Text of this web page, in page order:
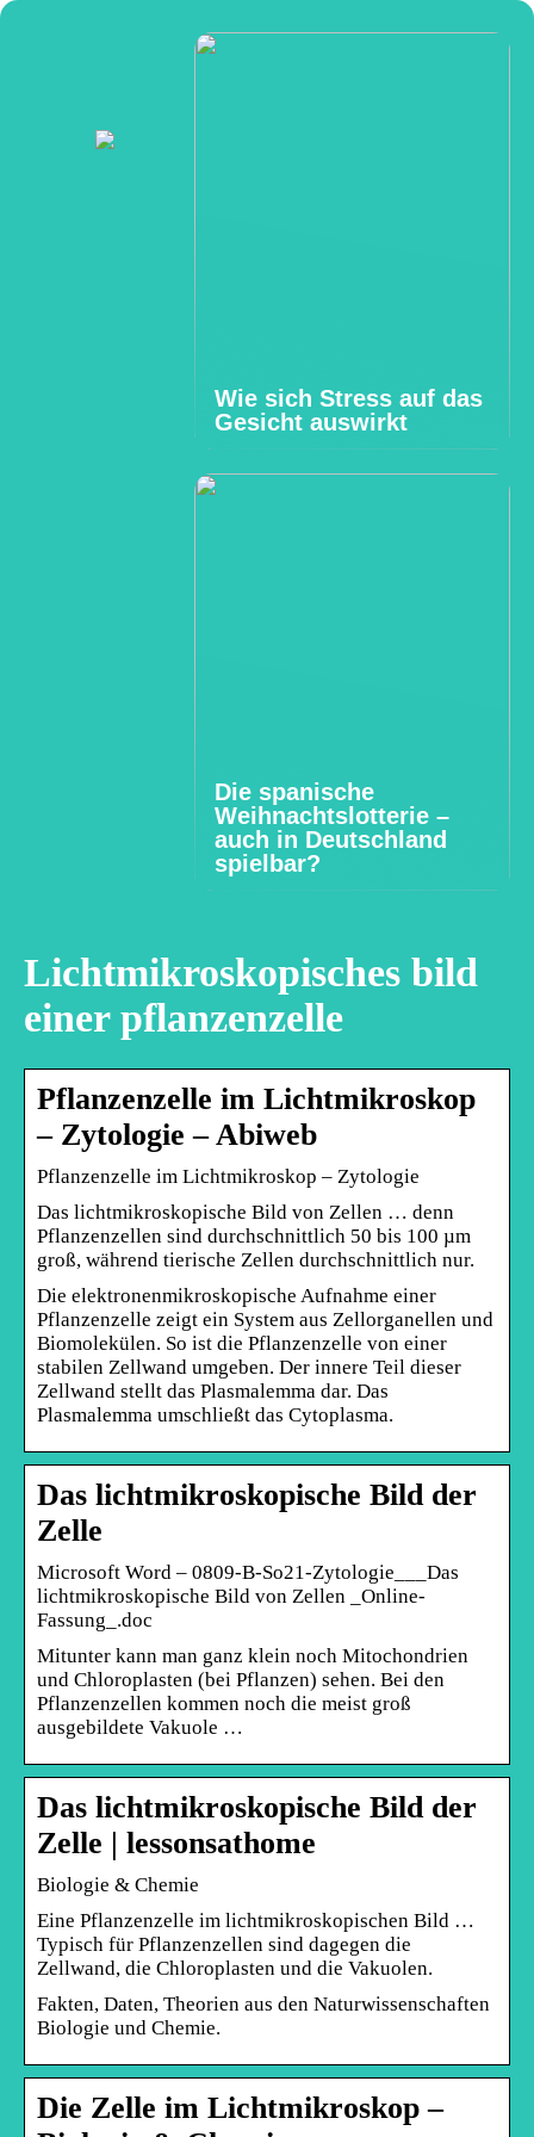
Wie sich Stress auf das
Gesicht auswirkt
Die spanische
Weihnachtslotterie –
auch in Deutschland
spielbar?
Lichtmikroskopisches bild
einer pflanzenzelle
Pflanzenzelle im Lichtmikroskop
– Zytologie – Abiweb
Pflanzenzelle im Lichtmikroskop – Zytologie
Das lichtmikroskopische Bild von Zellen … denn
Pflanzenzellen sind durchschnittlich 50 bis 100 µm
groß, während tierische Zellen durchschnittlich nur.
Die elektronenmikroskopische Aufnahme einer
Pflanzenzelle zeigt ein System aus Zellorganellen und
Biomolekülen. So ist die Pflanzenzelle von einer
stabilen Zellwand umgeben. Der innere Teil dieser
Zellwand stellt das Plasmalemma dar. Das
Plasmalemma umschließt das Cytoplasma.
Das lichtmikroskopische Bild der
Zelle
Microsoft Word – 0809-B-So21-Zytologie___Das
lichtmikroskopische Bild von Zellen _Online-
Fassung_.doc
Mitunter kann man ganz klein noch Mitochondrien
und Chloroplasten (bei Pflanzen) sehen. Bei den
Pflanzenzellen kommen noch die meist groß
ausgebildete Vakuole …
Das lichtmikroskopische Bild der
Zelle | lessonsathome
Biologie & Chemie
Eine Pflanzenzelle im lichtmikroskopischen Bild …
Typisch für Pflanzenzellen sind dagegen die
Zellwand, die Chloroplasten und die Vakuolen.
Fakten, Daten, Theorien aus den Naturwissenschaften
Biologie und Chemie.
Die Zelle im Lichtmikroskop –